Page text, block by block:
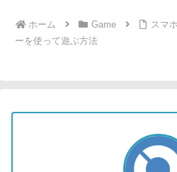
ホーム Game
スマ
ーを使って遊ぶ方法